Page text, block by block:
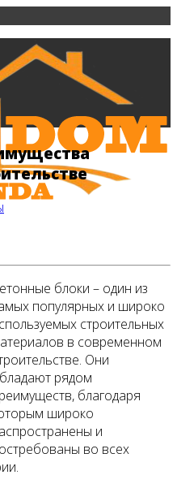
блоки – один из
популярных и широко
строительных
в современном
Они
рядом
благодаря
широко
и
во всех